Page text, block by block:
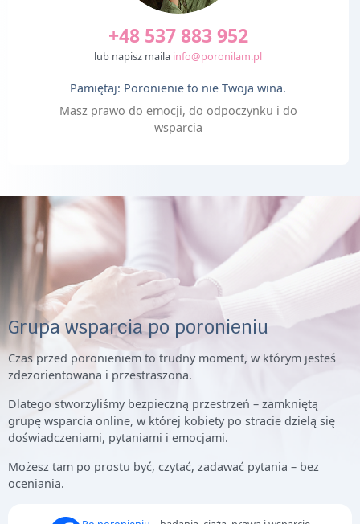
+48 537 883 952
lub napisz maila info@poronilam.pl
Pamiętaj: Poronienie to nie Twoja wina.
Masz prawo do emocji, do odpoczynku i do
wsparcia
Grupa wsparcia po poronieniu
Czas przed poronieniem to trudny moment, w którym jesteś
zdezorientowana i przestraszona.
Dlatego stworzyliśmy bezpieczną przestrzeń – zamkniętą
grupę wsparcia online, w której kobiety po stracie dzielą się
doświadczeniami, pytaniami i emocjami.
Możesz tam po prostu być, czytać, zadawać pytania – bez
oceniania.